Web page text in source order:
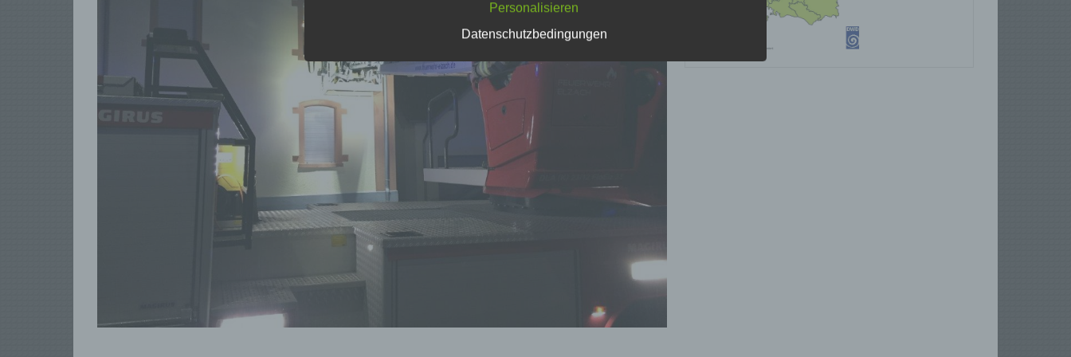
Wir verwenden in dieser Datenschutzerklärung unter anderem die
a) personenbezogene Daten
Personenbezogene Daten sind alle Informationen, die sich auf eine identifizierte
oder identifizierbare natürliche Person (im Folgenden „betroffene Person")
beziehen. Als identifizierbar wird eine natürliche Person angesehen, die direkt
oder indirekt, insbesondere mittels Zuordnung zu einer Kennung wie einem
Namen, zu einer Kennnummer, zu Standortdaten, zu einer Online-Kennung oder
zu einem oder mehreren besonderen Merkmalen, die Ausdruck der physischen,
physiologischen, genetischen, psychischen, wirtschaftlichen, kulturellen oder
sozialen Identität dieser natürlichen Person sind, identifiziert werden kann.
deren personenbezogene Daten von dem für die Verarbeitung Verantwortlichen
Personalisieren
Datenschutzbedingungen